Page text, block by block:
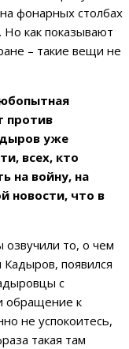
фонарных столбах
Но как показывают
– такие вещи не
против
уже
всех, кто
на войну, на
новости, что в
то, о чем
появился
с
обращение к
не успокоитесь,
такая там